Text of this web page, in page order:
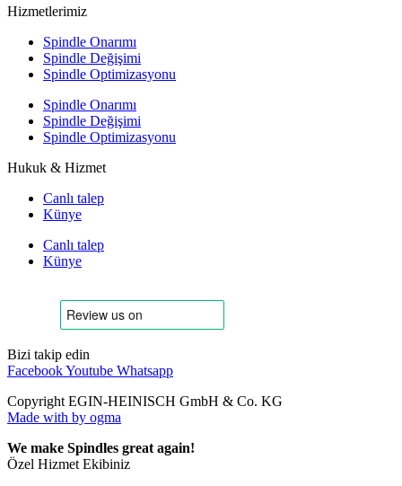
Hizmetlerimiz
Spindle Onarımı
Spindle Değişimi
Spindle Optimizasyonu
Spindle Onarımı
Spindle Değişimi
Spindle Optimizasyonu
Hukuk & Hizmet
Canlı talep
Künye
Canlı talep
Künye
Bizi takip edin
FacebookYoutube Whatsapp
Copyright EGIN-HEINISCH GmbH & Co. KG
Made with by ogma
We make Spindles great again!
Özel Hizmet Ekibiniz